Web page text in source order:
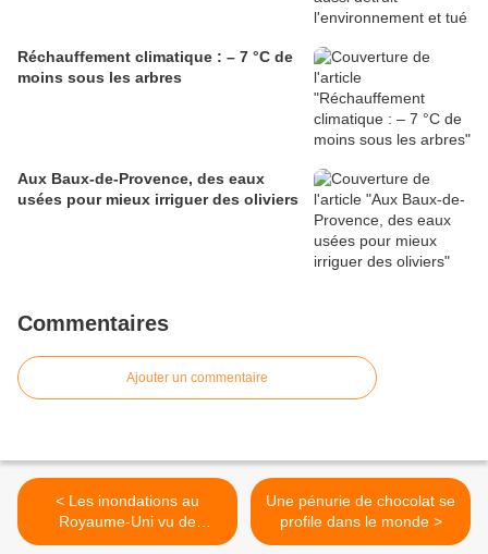
Réchauffement climatique : – 7 °C de
moins sous les arbres
Aux Baux-de-Provence, des eaux
usées pour mieux irriguer des oliviers
Commentaires
Ajouter un commentaire
< Les inondations au
Royaume-Uni vu de
l'espace
Une pénurie de chocolat se
profile dans le monde >